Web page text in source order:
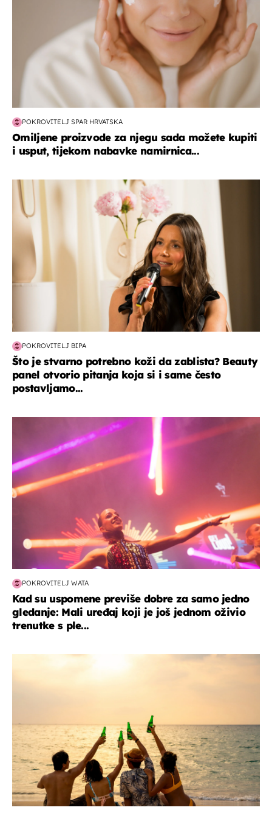
POKROVITELJ SPAR HRVATSKA
Omiljene proizvode za njegu sada možete kupiti
i usput, tijekom nabavke namirnica...
moda & ljepota
POKROVITELJ BIPA
Što je stvarno potrebno koži da zablista? Beauty
panel otvorio pitanja koja si i same često
postavljamo...
POKROVITELJ WATA
Kad su uspomene previše dobre za samo jedno
gledanje: Mali uređaj koji je još jednom oživio
trenutke s ple...